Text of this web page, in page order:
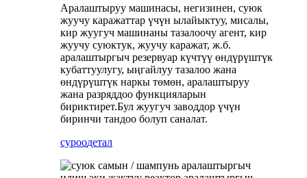
Аралаштыруу машинасы, негизинен, суюк
жуучу каражаттар үчүн ылайыктуу, мисалы,
кир жуугуч машинаны тазалоочу агент, кир
жуучу суюктук, жуучу каражат, ж.б.
аралаштыргыч резервуар күчтүү өндүрүштүк
кубаттуулугу, ыңгайлуу тазалоо жана
өндүрүштүк наркы төмөн, аралаштыруу
жана разряддоо функцияларын
бириктирет.Бул жуугуч заводдор үчүн
биринчи тандоо болуп саналат.
суроодетал